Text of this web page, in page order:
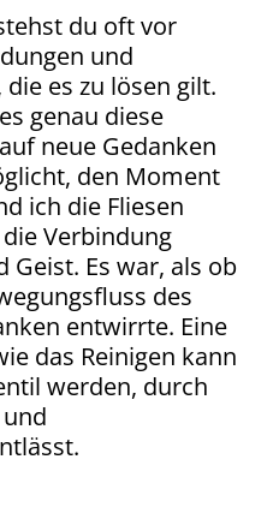
du oft vor
und
es zu lösen gilt.
genau diese
neue Gedanken
den Moment
ich die Fliesen
Verbindung
Geist. Es war, als ob
des
entwirrte. Eine
das Reinigen kann
werden, durch